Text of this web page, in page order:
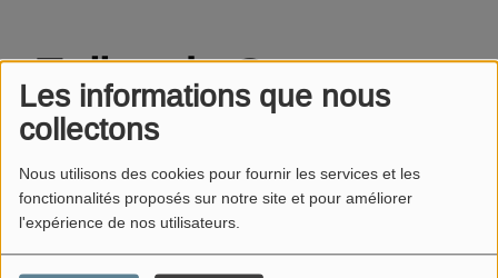
Les informations que nous
collectons
Nous utilisons des cookies pour fournir les services et les
fonctionnalités proposés sur notre site et pour améliorer
l'expérience de nos utilisateurs.
Eglise de Seuzey